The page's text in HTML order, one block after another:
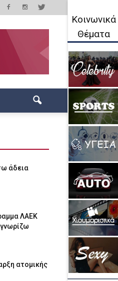
άδεια
ΛΑΕΚ
γνωρίζω
ατομικής
Κοινωνικά
Θέματα